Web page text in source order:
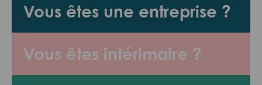
Vous êtes une entreprise ?
Vous êtes intérimaire ?